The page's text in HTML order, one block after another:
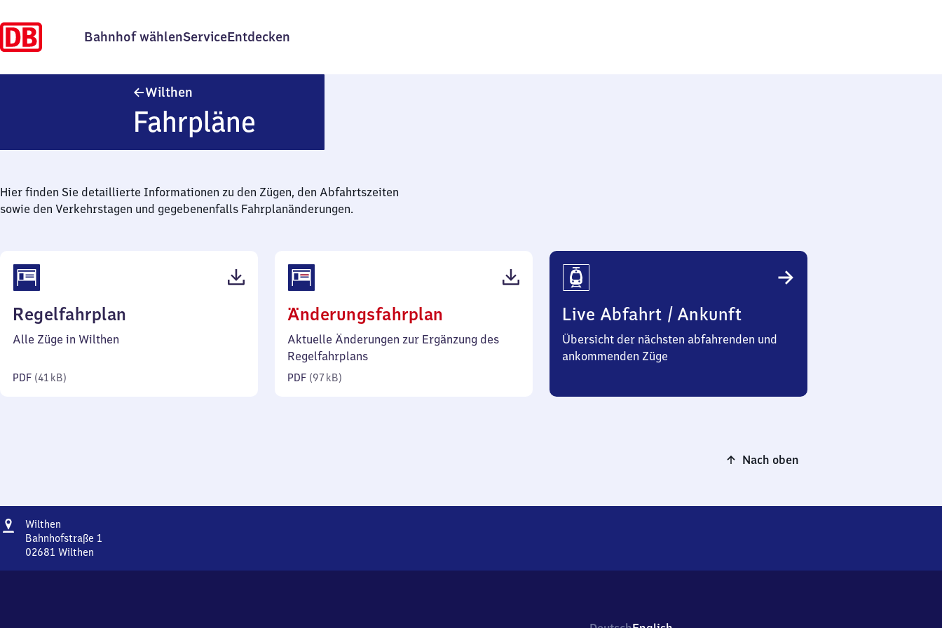
Bahnhof wählenServiceEntdecken
Wilthen
Fahrpläne
Hier finden Sie detaillierte Informationen zu den Zügen, den Abfahrtszeiten
sowie den Verkehrstagen und gegebenenfalls Fahrplanänderungen.
Regelfahrplan
Alle Züge in Wilthen
PDF (41 kB)
Änderungsfahrplan
97
Aktuelle Änderungen zur Ergänzung des
Regelfahrplans
PDF (97 kB)
Live Abfahrt / Ankunft
Übersicht der nächsten abfahrenden und
ankommenden Züge
Nach oben
Adresse
Wilthen
Bahnhofstraße 1
02681 Wilthen